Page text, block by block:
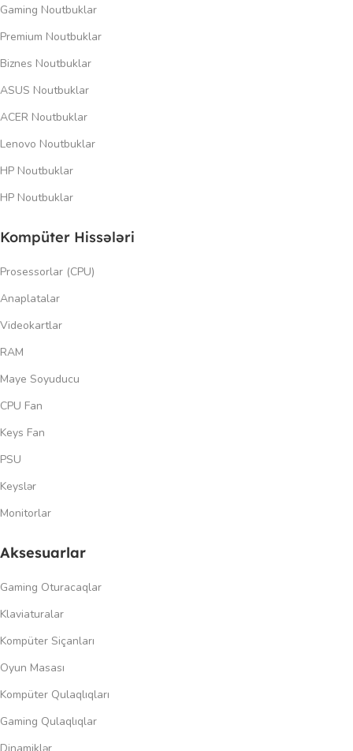
Gaming Noutbuklar
Premium Noutbuklar
Biznes Noutbuklar
ASUS Noutbuklar
ACER Noutbuklar
Lenovo Noutbuklar
HP Noutbuklar
HP Noutbuklar
Kompüter Hissələri
Prosessorlar (CPU)
Anaplatalar
Videokartlar
RAM
Maye Soyuducu
CPU Fan
Keys Fan
PSU
Keyslər
Monitorlar
Aksesuarlar
Gaming Oturacaqlar
Klaviaturalar
Kompüter Siçanları
Oyun Masası
Kompüter Qulaqlıqları
Gaming Qulaqlıqlar